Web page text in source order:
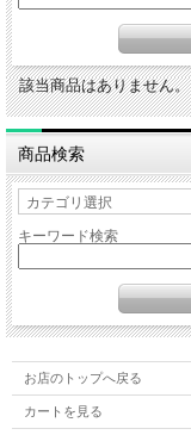
該当商品はありません。
商品検索
キーワード検索
お店のトップへ戻る
カートを見る